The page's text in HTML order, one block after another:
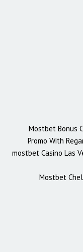
Mostbet Bonus
Promo With
‎mostbet Casino Las
Mostbet